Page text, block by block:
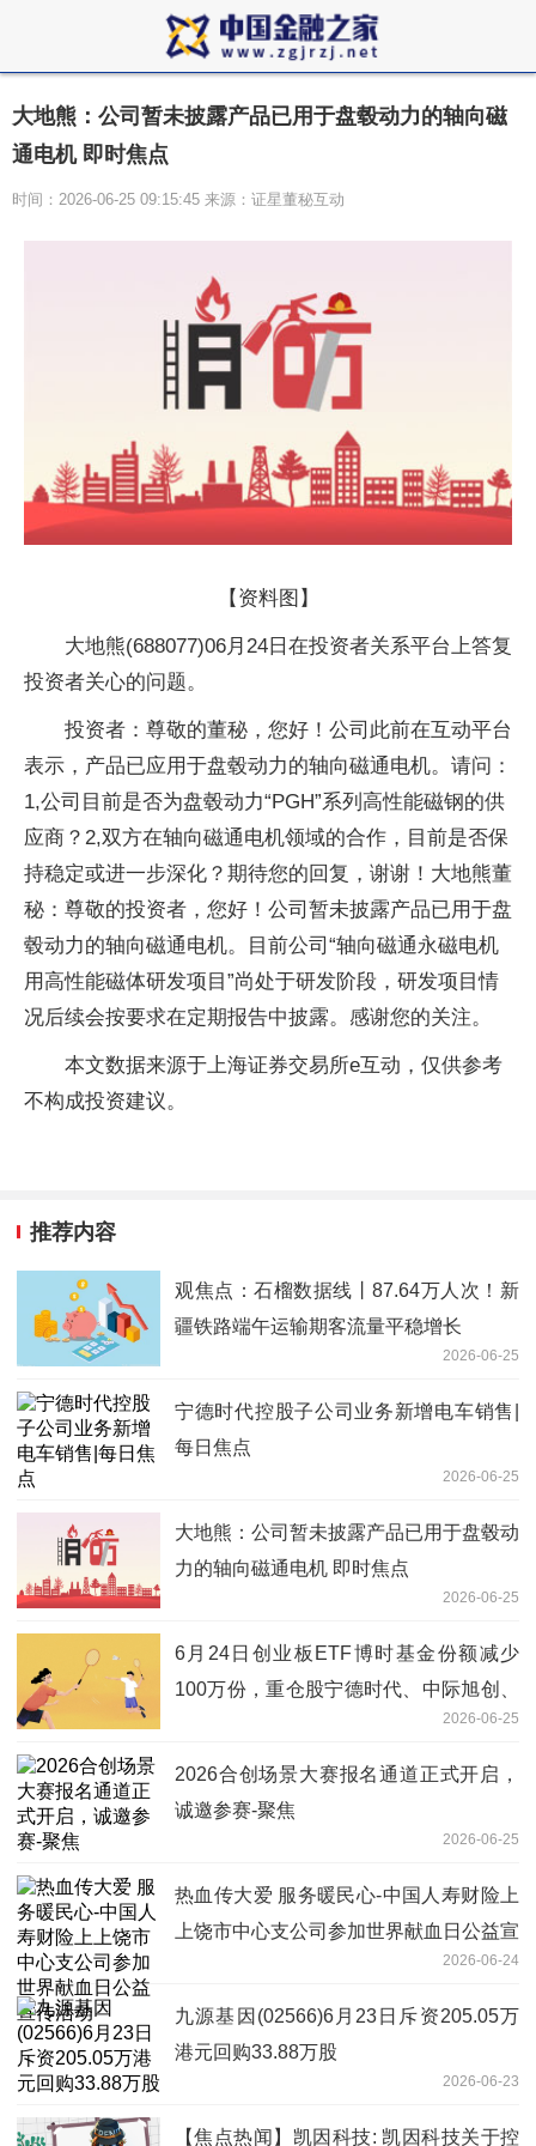
大地熊：公司暂未披露产品已用于盘毂动力的轴向磁
通电机 即时焦点
时间：2026-06-25 09:15:45 来源：证星董秘互动
【资料图】
大地熊(688077)06月24日在投资者关系平台上答复
投资者关心的问题。
投资者：尊敬的董秘，您好！公司此前在互动平台
表示，产品已应用于盘毂动力的轴向磁通电机。请问：
1,公司目前是否为盘毂动力“PGH”系列高性能磁钢的供
应商？2,双方在轴向磁通电机领域的合作，目前是否保
持稳定或进一步深化？期待您的回复，谢谢！大地熊董
秘：尊敬的投资者，您好！公司暂未披露产品已用于盘
毂动力的轴向磁通电机。目前公司“轴向磁通永磁电机
用高性能磁体研发项目”尚处于研发阶段，研发项目情
况后续会按要求在定期报告中披露。感谢您的关注。
本文数据来源于上海证券交易所e互动，仅供参考
不构成投资建议。
推荐内容
观焦点：石榴数据线丨87.64万人次！新
疆铁路端午运输期客流量平稳增长
2026-06-25
宁德时代控股子公司业务新增电车销售|
每日焦点
2026-06-25
大地熊：公司暂未披露产品已用于盘毂动
力的轴向磁通电机 即时焦点
2026-06-25
6月24日创业板ETF博时基金份额减少
100万份，重仓股宁德时代、中际旭创、
2026-06-25
2026合创场景大赛报名通道正式开启，
诚邀参赛-聚焦
2026-06-25
热血传大爱 服务暖民心-中国人寿财险上
上饶市中心支公司参加世界献血日公益宣
2026-06-24
九源基因(02566)6月23日斥资205.05万
港元回购33.88万股
2026-06-23
【焦点热闻】凯因科技: 凯因科技关于控